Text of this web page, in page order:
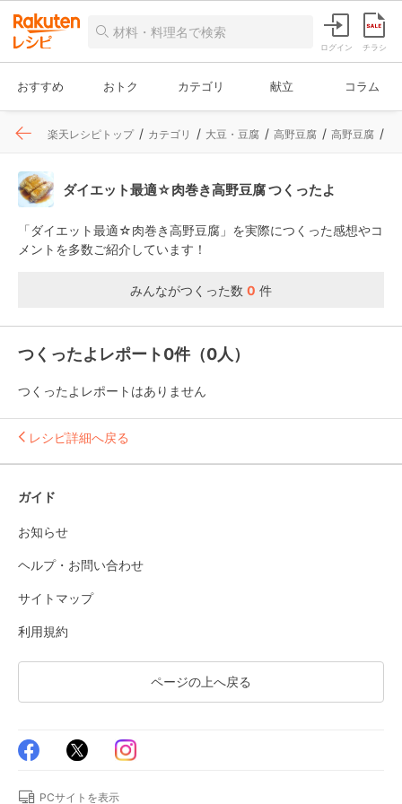
ログイン チラシ
おすすめ おトク カテゴリ 献立 コラム
楽天レシピトップ カテゴリ 大豆・豆腐 高野豆腐 高野豆腐
ダイエット最適☆肉巻き高野豆腐 つくったよ
「ダイエット最適☆肉巻き高野豆腐」を実際につくった感想やコ
メントを多数ご紹介しています！
みんながつくった数 0 件
つくったよレポート0件（0人）
つくったよレポートはありません
レシピ詳細へ戻る
ガイド
お知らせ
ヘルプ・お問い合わせ
サイトマップ
利用規約
ページの上へ戻る
PCサイトを表示